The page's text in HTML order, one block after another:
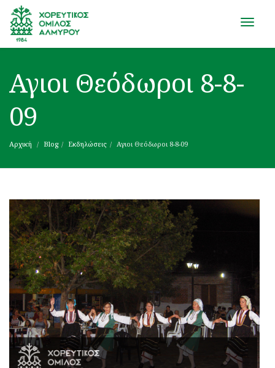
Toggle
Αγιοι Θεόδωροι 8-8-
09
Αρχική Blog Εκδηλώσεις Αγιοι Θεόδωροι 8-8-09